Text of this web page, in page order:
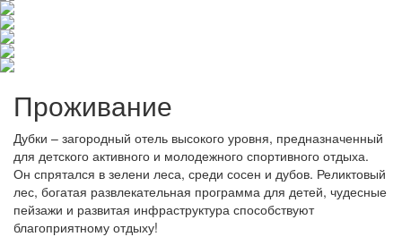
Проживание
Дубки – загородный отель высокого уровня, предназначенный
для детского активного и молодежного спортивного отдыха.
Он спрятался в зелени леса, среди сосен и дубов. Реликтовый
лес, богатая развлекательная программа для детей, чудесные
пейзажи и развитая инфраструктура способствуют
благоприятному отдыху!